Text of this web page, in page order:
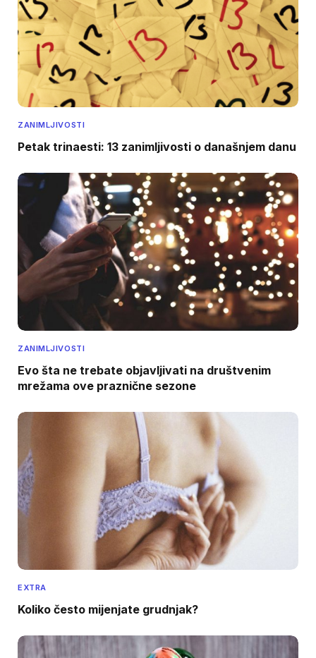
ZANIMLJIVOSTI
Petak trinaesti: 13 zanimljivosti o današnjem danu
ZANIMLJIVOSTI
Evo šta ne trebate objavljivati na društvenim
mrežama ove praznične sezone
EXTRA
Koliko često mijenjate grudnjak?